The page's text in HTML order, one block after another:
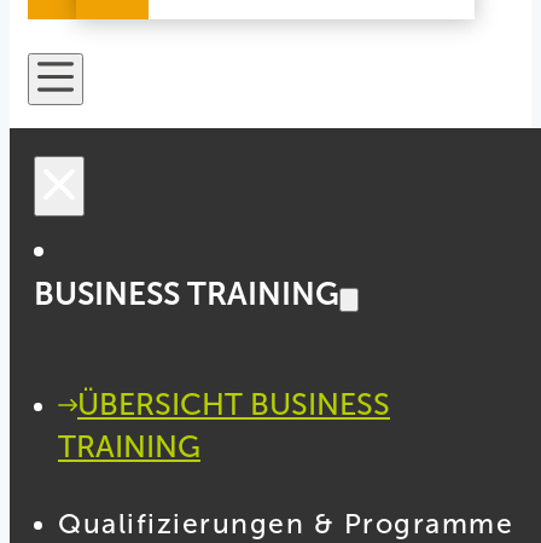
BUSINESS TRAINING
ÜBERSICHT BUSINESS
TRAINING
Qualifizierungen & Programme